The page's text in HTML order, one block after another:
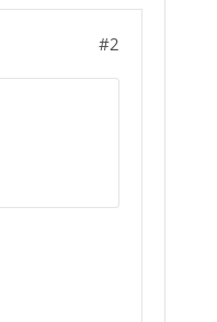
#2